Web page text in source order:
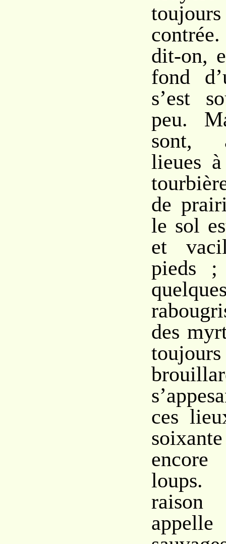
dit-on,
fond
s’est
peu.
sont,
lieues
de
le sol
et
pieds
des
ces
loups.